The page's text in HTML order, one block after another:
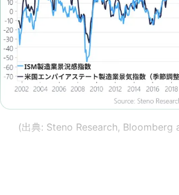
(出典: Steno Research, Bloomberg